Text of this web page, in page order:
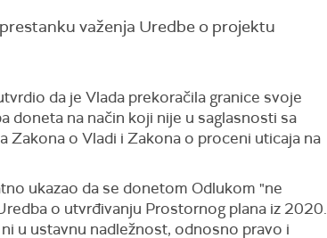
važenja Uredbe o projektu
da je Vlada prekoračila granice svoje
doneta na način koji nije u saglasnosti sa
Zakona o Vladi i Zakona o proceni uticaja na
ukazao da se donetom Odlukom "ne
o utvrđivanju Prostornog plana iz 2020.
u ustavnu nadležnost, odnosno pravo i